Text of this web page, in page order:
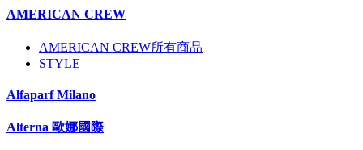
AMERICAN CREW
AMERICAN CREW所有商品
STYLE
Alfaparf Milano
Alterna 歐娜國際